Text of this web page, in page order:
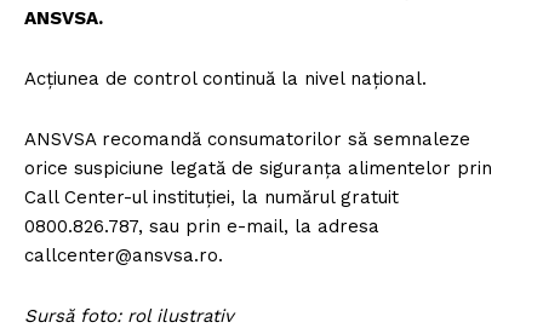
ANSVSA.
Acțiunea de control continuă la nivel național.
ANSVSA recomandă consumatorilor să semnaleze
orice suspiciune legată de siguranța alimentelor prin
Call Center-ul instituției, la numărul gratuit
0800.826.787, sau prin e-mail, la adresa
callcenter@ansvsa.ro.
Sursă foto: rol ilustrativ